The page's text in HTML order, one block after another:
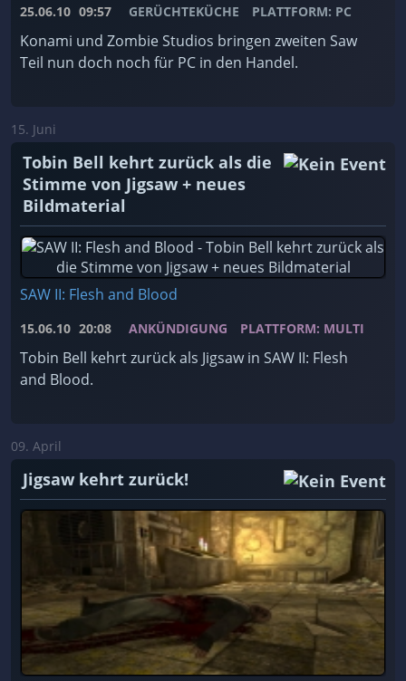
25.06.10 09:57 GERÜCHTEKÜCHE PLATTFORM: PC
Konami und Zombie Studios bringen zweiten Saw
Teil nun doch noch für PC in den Handel.
15. Juni
Tobin Bell kehrt zurück als die
Stimme von Jigsaw + neues
Bildmaterial
SAW II: Flesh and Blood
15.06.10 20:08 ANKÜNDIGUNG PLATTFORM: MULTI
Tobin Bell kehrt zurück als Jigsaw in SAW II: Flesh
and Blood.
09. April
Jigsaw kehrt zurück!